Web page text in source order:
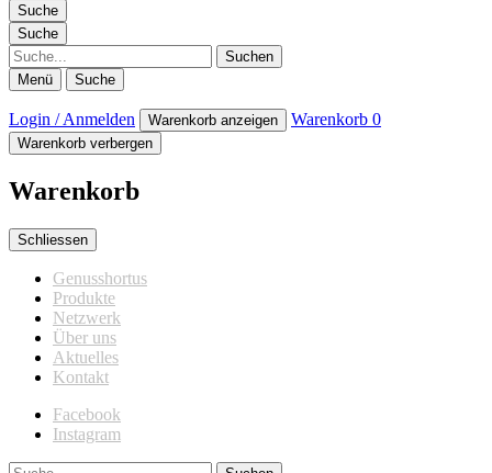
Suche
Suche
Suche
Menü Suche
Login / Anmelden Warenkorb anzeigen Warenkorb 0
Warenkorb verbergen
Warenkorb
Schliessen
Genusshortus
Produkte
Netzwerk
Über uns
Aktuelles
Kontakt
Facebook
Instagram